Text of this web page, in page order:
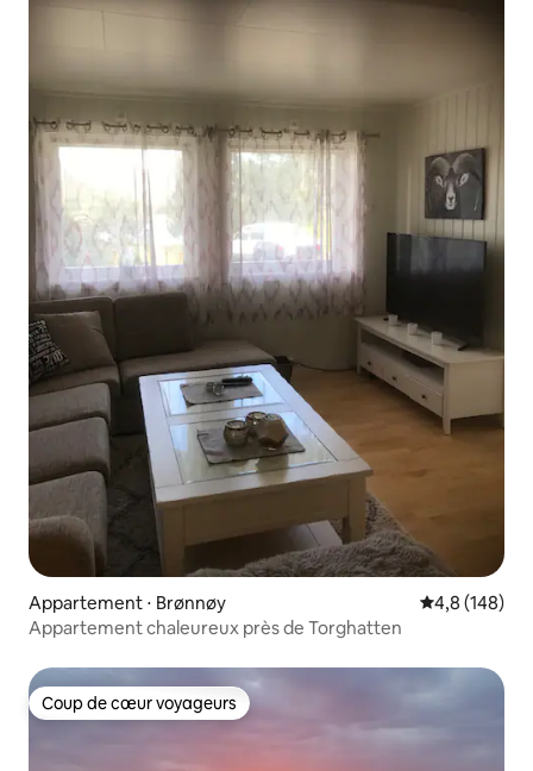
Appartement ⋅ Brønnøy Évaluation
4,8 (148)
Appartement chaleureux près de Torghatten
Coup de cœur voyageurs
Coup de cœur voyageurs